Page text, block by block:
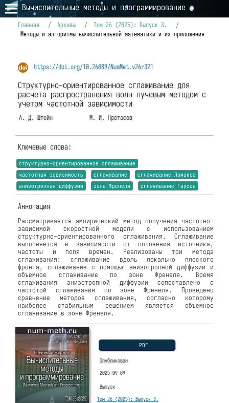
Вычислительные методы и программирование
Главная / Архивы / Том 26 (2025): Выпуск 3.
/
Методы и алгоритмы вычислительной математики и их приложения
https://doi.org/10.26089/NumMet.v26r321
Структурно-ориентированное сглаживание для
расчета распространения волн лучевым методом с
учетом частотной зависимости
А. Д. Штейн М. И. Протасов
Ключевые слова:
структурно–ориентированное сглаживание
частотная зависимость
сглаживание
сглаживание Ломакса
анизотропная диффузия
зона Френеля сглаживание Гаусса
Аннотация
Рассматривается эмпирический метод получения частотно-
зависимой скоростной модели с использованием
структурно-ориентированного сглаживания. Сглаживание
выполняется в зависимости от положения источника,
частоты и поля времен. Реализованы три метода
сглаживания: сглаживание вдоль локально плоского
фронта, сглаживание с помощью анизотропной диффузии и
объемное сглаживание по зоне Френеля. Время
сглаживания анизотропной диффузии сопоставлено с
частотой сглаживания по зоне Френеля. Проведено
сравнение методов сглаживания, согласно которому
наиболее стабильным решением является объемное
сглаживание в зоне Френеля.
PDF
Опубликован
2025-09-09
Выпуск
Том 26 (2025): Выпуск 3.